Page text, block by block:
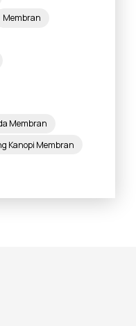
Membran
Membran
Kanopi Membran